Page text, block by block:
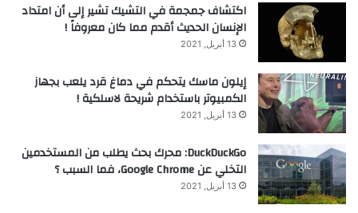
اكتشاف جمجمة في التشيك تشير إلى أن امتداد
الإنسان الحديث أقدم مما كان معروفاً !
13 أبريل, 2021
إيلون ماسك يتحكم في دماغ قرد يلعب بجهاز
الكمبيوتر باستخدام شريحة لاسلكية !
13 أبريل, 2021
DuckDuckGo: محرك بحث يطلب من المستخدمين
التخلي عن Google Chrome، فما السبب ؟
13 أبريل, 2021